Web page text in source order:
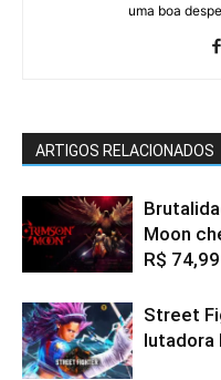
uma boa
ARTIGOS RELACIONADOS
Moon
R$ 74,99
Street
lutadora